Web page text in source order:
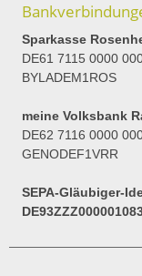
Sparkasse
DE61 7115 0000
BYLADEM1ROS
meine Volksbank
DE62 7116 0000
GENODEF1VRR
SEPA-Gläubiger-